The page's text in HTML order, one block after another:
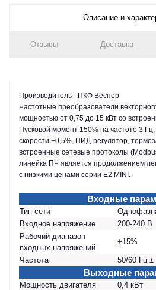
Описание и
Отзывы Доставка
Производитель - ПКФ Веспер
Частотные преобразователи
мощностью от 0,75 до 15 кВт со
Пусковой момент 150% на частоте 3
скорости +0,5%, ПИД-регулятор,
встроенные сетевые протоколы
линейка ПЧ является продолжением
с низкими ценами серии Е2 MINI.
Входные
Тип сети
Входное напряжение
200-240 В
Рабочий диапазон
входных напряжений
+15%
Частота 50/60 Гц ±
Выходные
Мощность двигателя
0,4 кВт